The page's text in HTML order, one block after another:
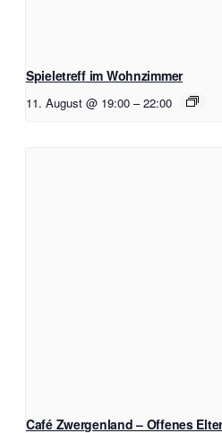
Spieletreff im Wohnzimmer
11. August @ 19:00 – 22:00
Café Zwergenland – Offenes